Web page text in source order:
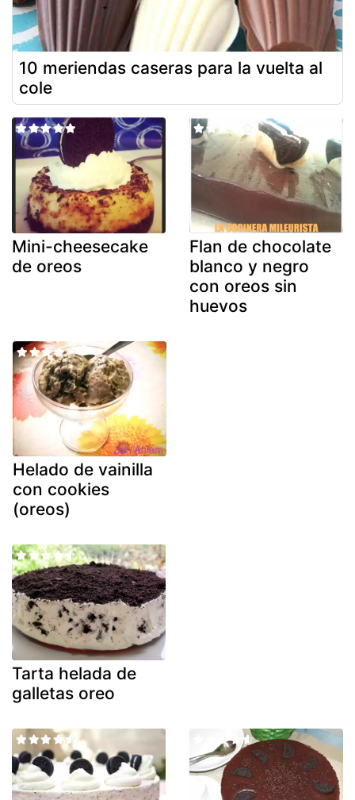
10 meriendas caseras para la vuelta al
cole
Mini-cheesecake
de oreos
Flan de chocolate
blanco y negro
con oreos sin
huevos
Helado de vainilla
con cookies
(oreos)
Tarta helada de
galletas oreo